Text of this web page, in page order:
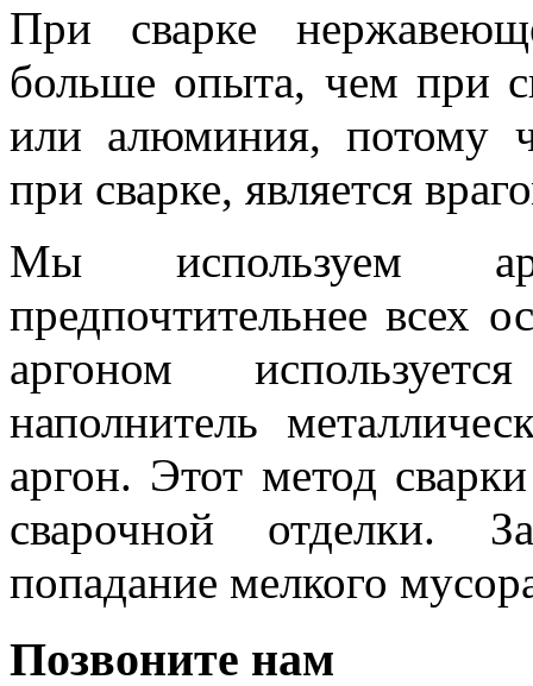
При сварке
больше опыта, чем при
или алюминия, потому
при сварке, является
Мы используем
предпочтительнее всех
аргоном
наполнитель
аргон. Этот метод
сварочной отделки.
попадание мелкого
Позвоните нам